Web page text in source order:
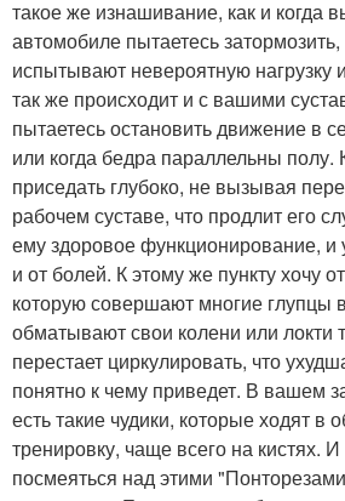
такое же изнашивание, как и когда
автомобиле пытаетесь затормозить,
испытывают невероятную нагрузку
так же происходит и с вашими
пытаетесь остановить движение в
или когда бедра параллельны полу.
приседать глубоко, не вызывая
рабочем суставе, что продлит его
ему здоровое функционирование, и
и от болей. К этому же пункту хочу
которую совершают многие глупцы
обматывают свои колени или локти
перестает циркулировать, что
понятно к чему приведет. В вашем
есть такие чудики, которые ходят
тренировку, чаще всего на кистях.
посмеяться над этими